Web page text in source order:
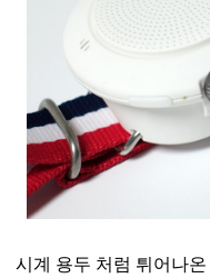
시계 용두 처럼 튀어나